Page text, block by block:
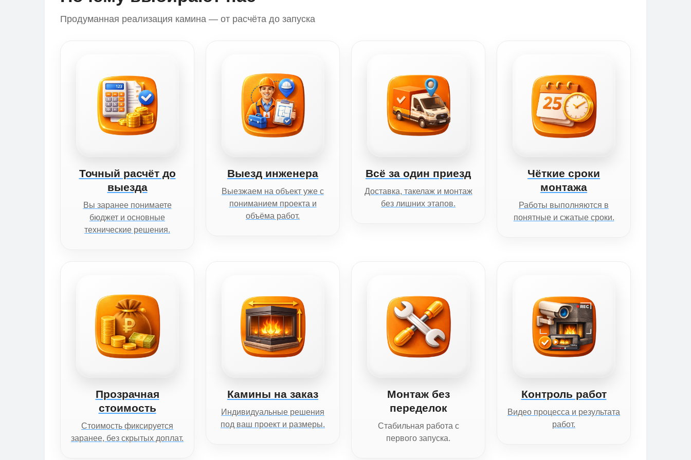
Продуманная реализация камина — от расчёта до запуска
Точный расчёт до
выезда
Вы заранее понимаете
бюджет и основные
технические решения.
Выезд инженера
Выезжаем на объект уже с
пониманием проекта и
объёма работ.
Всё за один приезд
Доставка, такелаж и монтаж
без лишних этапов.
Чёткие сроки
монтажа
Работы выполняются в
понятные и сжатые сроки.
Прозрачная
стоимость
Стоимость фиксируется
заранее, без скрытых доплат.
Камины на заказ
Индивидуальные решения
под ваш проект и размеры.
Монтаж без
переделок
Стабильная работа с
первого запуска.
Контроль работ
Видео процесса и результата
работ.